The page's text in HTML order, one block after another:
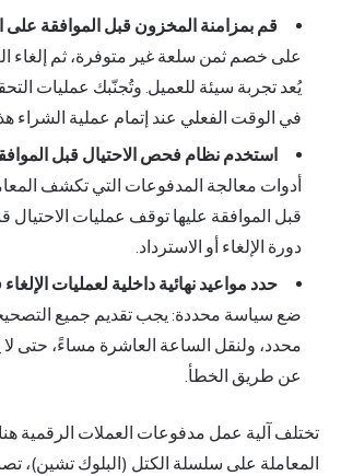
قم بمزامنة المخزون قبل الموافقة على
على خصم ثمن سلعة غير متوفرة، ثم إلغاء
يُعد تجربة سيئة للعميل. وتُجنّبك عمليات
في الوقت الفعلي عند إتمام عملية الشراء
استخدم نظام فحص الاحتيال قبل
أدوات معالجة المدفوعات التي تكشف
قبل الموافقة عليها توقف عمليات
دورة الإلغاء أو الاسترداد.
حدد مواعيد نهائية داخلية لعمليات
ضع سياسة محددة: يجب تقديم جميع
محدد، ولنقل الساعة العاشرة مساءً، حتى
عن طريق الخطأ.
تختلف آلية عمل مدفوعات العملات الرقمية
المعاملة على سلسلة الكتل (البلوك تشين)،